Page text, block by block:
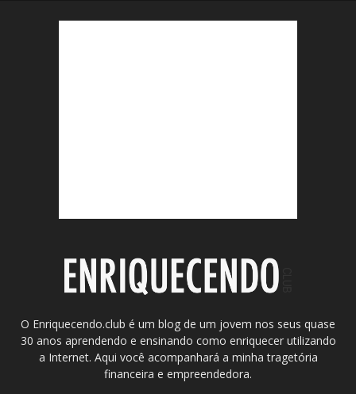
O Enriquecendo.club é um blog de um jovem nos seus quase
30 anos aprendendo e ensinando como enriquecer utilizando
a Internet. Aqui você acompanhará a minha tragetória
financeira e empreendedora.